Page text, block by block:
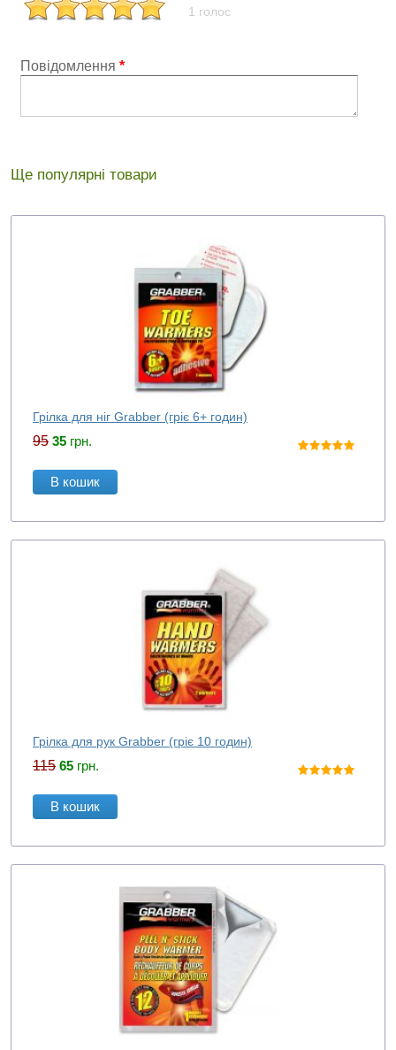
1 голос
Повідомлення *
Ще популярні товари
Грілка для ніг Grabber (гріє 6+ годин)
95 35 грн.
В кошик
Грілка для рук Grabber (гріє 10 годин)
115 65 грн.
В кошик